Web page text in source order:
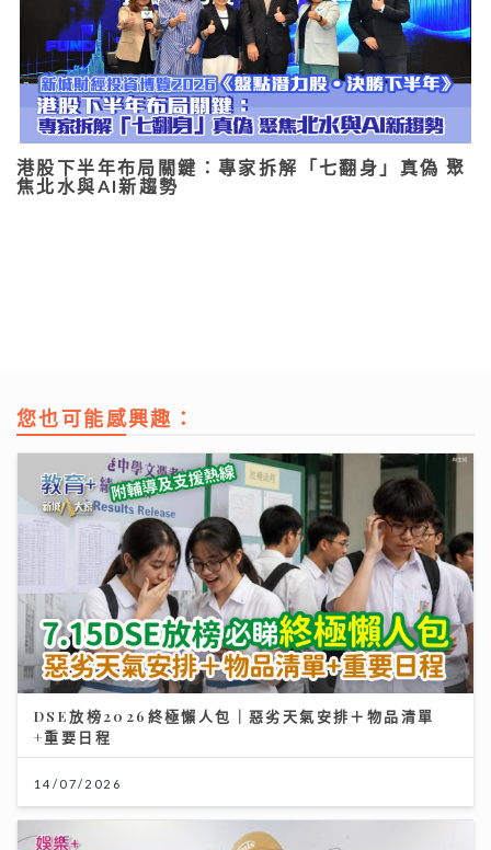
港股下半年布局關鍵：專家拆解「七翻身」真偽 聚
焦北水與AI新趨勢
您也可能感興趣：
DSE放榜2026終極懶人包｜惡劣天氣安排＋物品清單
+重要日程
14/07/2026